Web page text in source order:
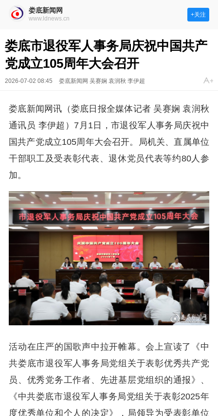
娄底新闻网
www.ldnews.cn
+关注
娄底市退役军人事务局庆祝中国共产
党成立105周年大会召开
2026-07-02 08:45 娄底新闻网 吴赛娴 袁润秋 李伊超
娄底新闻网讯（娄底日报全媒体记者 吴赛娴 袁润秋
通讯员 李伊超）7月1日，市退役军人事务局庆祝中
国共产党成立105周年大会召开。局机关、直属单位
干部职工及受表彰代表、退休党员代表等约80人参
加。
活动在庄严的国歌声中拉开帷幕。会上宣读了《中
共娄底市退役军人事务局党组关于表彰优秀共产党
员、优秀党务工作者、先进基层党组织的通报》、
《中共娄底市退役军人事务局党组关于表彰2025年
度优秀单位和个人的决定》，局领导为受表彰单位